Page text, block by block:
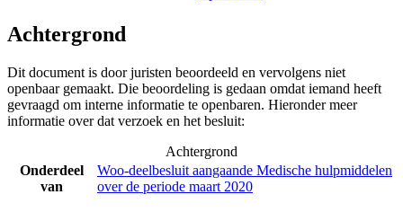
Achtergrond
Dit document is door juristen beoordeeld en vervolgens niet
openbaar gemaakt. Die beoordeling is gedaan omdat iemand heeft
gevraagd om interne informatie te openbaren. Hieronder meer
informatie over dat verzoek en het besluit:
Achtergrond
Onderdeel
van
Woo-deelbesluit aangaande Medische hulpmiddelen
over de periode maart 2020